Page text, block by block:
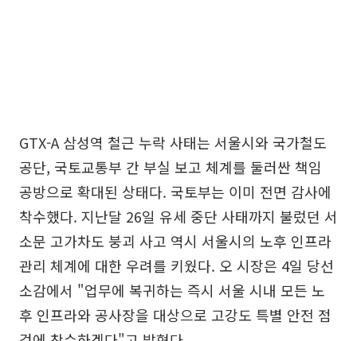
GTX-A 삼성역 철근 누락 사태는 서울시와 국가철도
공단, 국토교통부 간 부실 보고 체계를 둘러싼 책임
공방으로 확대된 상태다. 국토부는 이미 전면 감사에
착수했다. 지난달 26일 유세 중단 사태까지 불렀던 서
소문 고가차도 붕괴 사고 역시 서울시의 노후 인프라
관리 체계에 대한 우려를 키웠다. 오 시장은 4일 당선
소감에서 "업무에 복귀하는 즉시 서울 시내 모든 노
후 인프라와 공사장을 대상으로 고강도 특별 안전 점